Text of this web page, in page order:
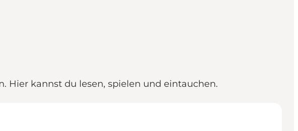
Hier kannst du lesen, spielen und eintauchen.